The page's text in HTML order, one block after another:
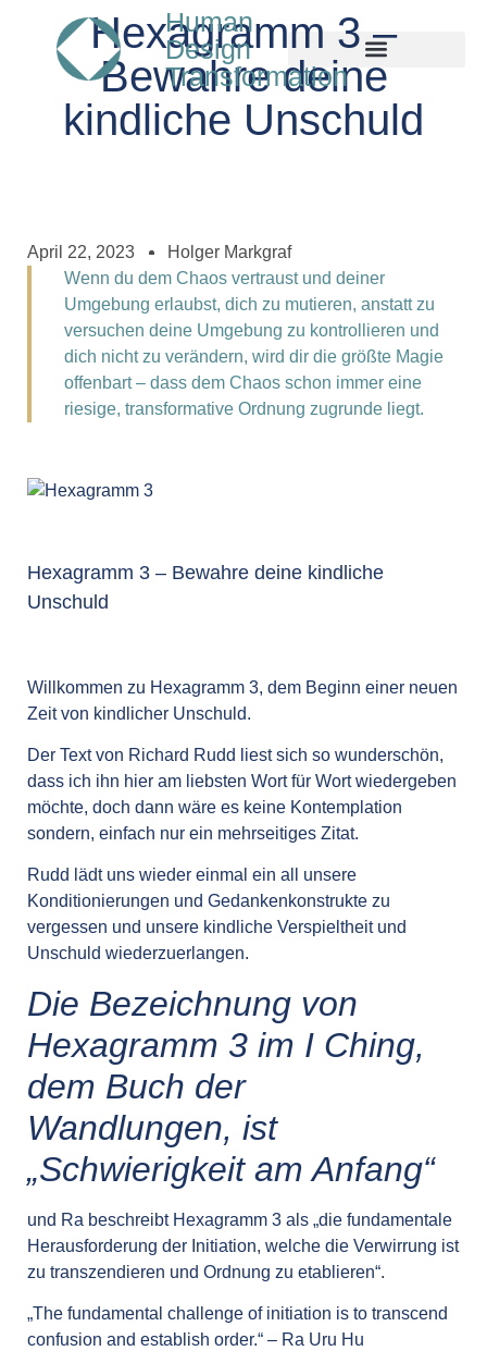
Human
Design
Transformation
Hexagramm 3 –
Bewahre deine
kindliche Unschuld
April 22, 2023
Holger Markgraf
Wenn du dem Chaos vertraust und deiner
Umgebung erlaubst, dich zu mutieren, anstatt zu
versuchen deine Umgebung zu kontrollieren und
dich nicht zu verändern, wird dir die größte Magie
offenbart – dass dem Chaos schon immer eine
riesige, transformative Ordnung zugrunde liegt.
Hexagramm 3 – Bewahre deine kindliche
Unschuld
Willkommen zu Hexagramm 3, dem Beginn einer neuen
Zeit von kindlicher Unschuld.
Der Text von Richard Rudd liest sich so wunderschön,
dass ich ihn hier am liebsten Wort für Wort wiedergeben
möchte, doch dann wäre es keine Kontemplation
sondern, einfach nur ein mehrseitiges Zitat.
Rudd lädt uns wieder einmal ein all unsere
Konditionierungen und Gedankenkonstrukte zu
vergessen und unsere kindliche Verspieltheit und
Unschuld wiederzuerlangen.
Die Bezeichnung von
Hexagramm 3 im I Ching,
dem Buch der
Wandlungen, ist
„Schwierigkeit am Anfang“
und Ra beschreibt Hexagramm 3 als „die fundamentale
Herausforderung der Initiation, welche die Verwirrung ist
zu transzendieren und Ordnung zu etablieren“.
„The fundamental challenge of initiation is to transcend
confusion and establish order.“ – Ra Uru Hu